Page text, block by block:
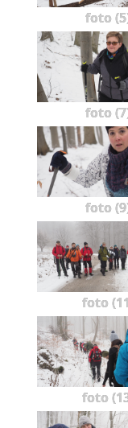
foto
foto
foto
foto
foto